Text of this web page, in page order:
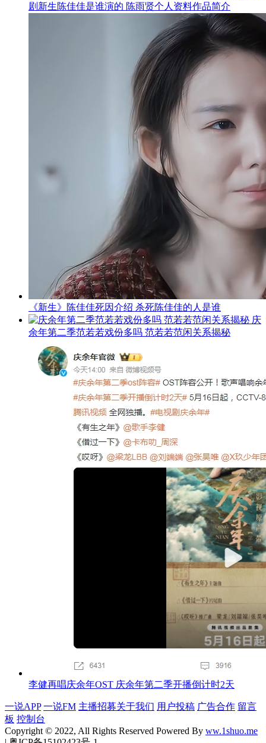
剧新生陈佳佳是谁演的 陈雨贤个人资料作品简介
《新生》陈佳佳死因介绍 杀死陈佳佳的人是谁
庆
余年第二季范若若戏份多吗 范若若范闲关系揭秘
李健再唱庆余年OST 庆余年第二季开播倒计时2天
一说APP 一说FM 主播招募关于我们 用户投稿 广告合作 留言
板 控制台
Copyright © 2022, All Rights Reserved Powered By ww.1shuo.me